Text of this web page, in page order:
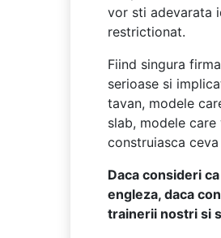
vor sti adevarata
restrictionat.
Fiind singura
serioase si
tavan, modele
slab, modele
construiasca
Daca consideri
engleza, daca
trainerii nostri si